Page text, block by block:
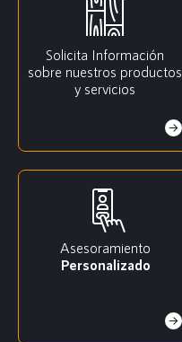
Solicita Información
sobre nuestros productos
y servicios
Asesoramiento
Personalizado